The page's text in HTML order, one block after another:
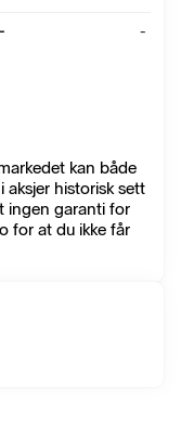
- -
kan både
aksjer historisk sett
ingen garanti for
for at du ikke får